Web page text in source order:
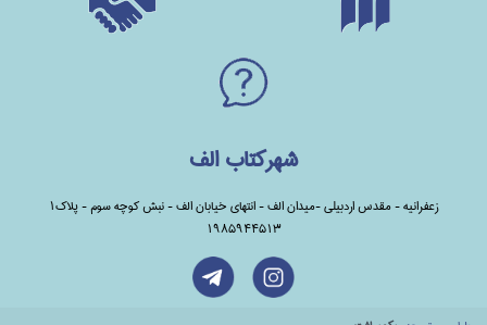
شهرکتاب الف
زعفرانیه - مقدس اردبیلی -میدان الف - انتهای خیابان الف - نبش کوچه سوم - پلاک1
1985944513